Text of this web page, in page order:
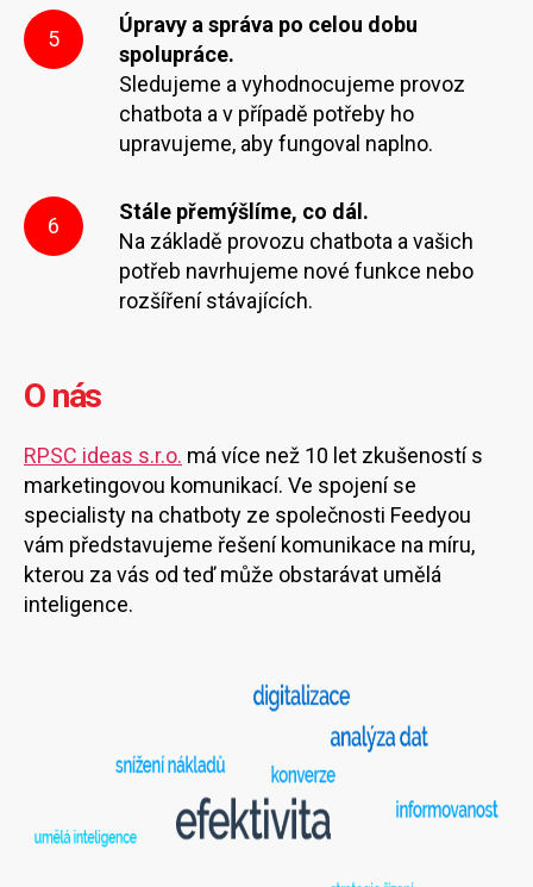
5
Úpravy a správa po celou dobu
spolupráce.
Sledujeme a vyhodnocujeme provoz
chatbota a v případě potřeby ho
upravujeme, aby fungoval naplno.
6
Stále přemýšlíme, co dál.
Na základě provozu chatbota a vašich
potřeb navrhujeme nové funkce nebo
rozšíření stávajících.
O nás
RPSC ideas s.r.o. má více než 10 let zkušeností s
marketingovou komunikací. Ve spojení se
specialisty na chatboty ze společnosti Feedyou
vám představujeme řešení komunikace na míru,
kterou za vás od teď může obstarávat umělá
inteligence.